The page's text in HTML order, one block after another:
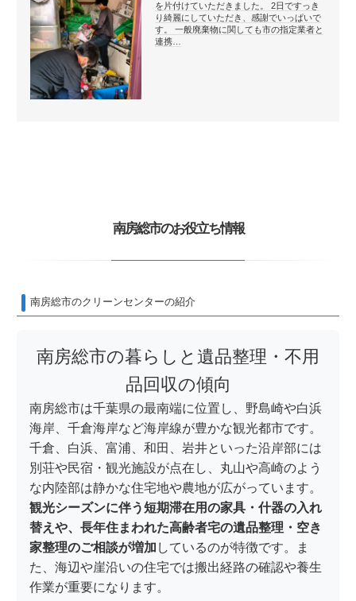
を片付けていただきました。 2日ですっき
り綺麗にしていただき、感謝でいっぱいで
す。 一般廃棄物に関しても市の指定業者と
連携…
南房総市のお役立ち情報
南房総市のクリーンセンターの紹介
南房総市の暮らしと遺品整理・不用
品回収の傾向
南房総市は千葉県の最南端に位置し、野島崎や白浜
海岸、千倉海岸など海岸線が豊かな観光都市です。
千倉、白浜、富浦、和田、岩井といった沿岸部には
別荘や民宿・観光施設が点在し、丸山や高崎のよう
な内陸部は静かな住宅地や農地が広がっています。
観光シーズンに伴う短期滞在用の家具・什器の入れ
替えや、長年住まわれた高齢者宅の遺品整理・空き
家整理のご相談が増加 しているのが特徴です。ま
た、海辺や崖沿いの住宅では搬出経路の確認や養生
作業が重要になります。